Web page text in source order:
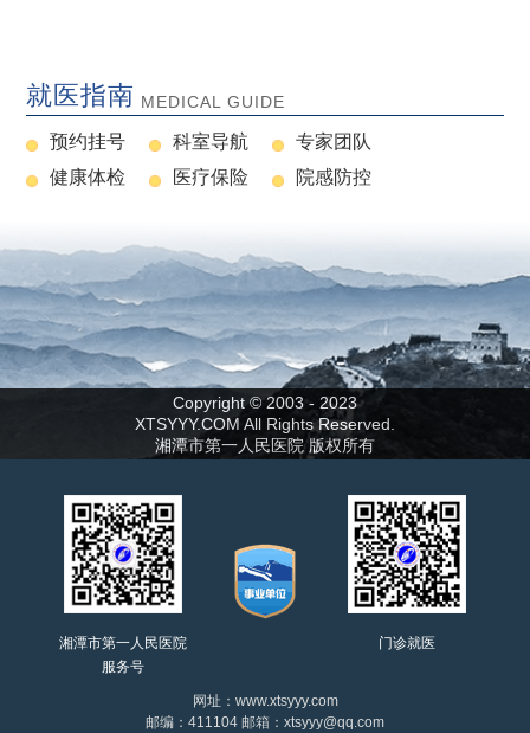
就医指南 MEDICAL GUIDE
预约挂号 科室导航
专家团队
健康体检
医疗保险 院感防控
Copyright © 2003 - 2023
XTSYYY.COM All Rights Reserved.
湘潭市第一人民医院 版权所有
湘潭市第一人民医院
服务号
门诊就医
网址：www.xtsyyy.com
邮编：411104 邮箱：xtsyyy@qq.com